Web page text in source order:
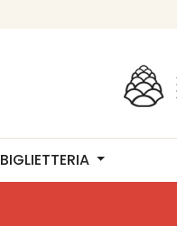
BIGLIETTERIA